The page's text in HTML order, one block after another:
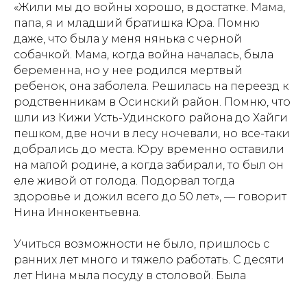
«Жили мы до войны хорошо, в достатке. Мама,
папа, я и младший братишка Юра. Помню
даже, что была у меня нянька с черной
собачкой. Мама, когда война началась, была
беременна, но у нее родился мертвый
ребенок, она заболела. Решилась на переезд к
родственникам в Осинский район. Помню, что
шли из Кижи Усть-Удинского района до Хайги
пешком, две ночи в лесу ночевали, но все-таки
добрались до места. Юру временно оставили
на малой родине, а когда забирали, то был он
еле живой от голода. Подорвал тогда
здоровье и дожил всего до 50 лет», — говорит
Нина Иннокентьевна.
Учиться возможности не было, пришлось с
ранних лет много и тяжело работать. С десяти
лет Нина мыла посуду в столовой. Была